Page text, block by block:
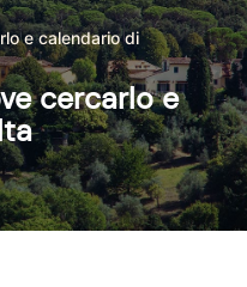
e calendario di
cercarlo e